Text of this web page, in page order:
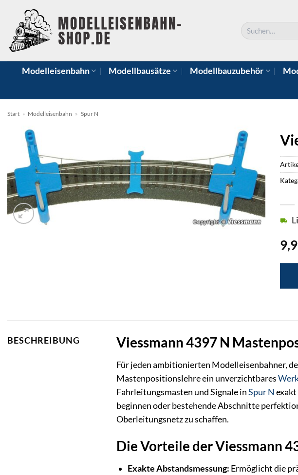
Inhalt
springen
Suchen
nach:
Modelleisenbahn Modellbausätze Modellbauzubehör
Start » Modelleisenbahn » Spur N
BESCHREIBUNG Viessmann 4397 N
Für jeden ambitionierten Modelleisenbahner,
Mastenpositionslehre ein unverzichtbares
Fahrleitungsmasten und Signale inSpur N
beginnen oder bestehende Abschnitte
Oberleitungsnetz zu schaffen.
Die Vorteile der Viessmann
Exakte Abstandsmessung: Ermöglicht die